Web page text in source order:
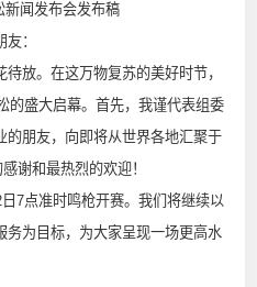
新闻发布会发布稿
：
放。在这万物复苏的美好时节，
的盛大启幕。首先，我谨代表组委
的朋友，向即将从世界各地汇聚于
谢和最热烈的欢迎！
点准时鸣枪开赛。我们将继续以
务为目标，为大家呈现一场更高水